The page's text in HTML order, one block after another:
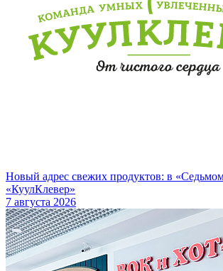
Новый адрес свежих продуктов: в
«КуулКлевер»
7 августа 2026